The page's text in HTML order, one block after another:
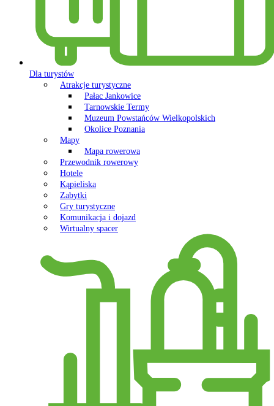
Dla turystów
Atrakcje turystyczne
Pałac Jankowice
Tarnowskie Termy
Muzeum Powstańców Wielkopolskich
Okolice Poznania
Mapy
Mapa rowerowa
Przewodnik rowerowy
Hotele
Kąpieliska
Zabytki
Gry turystyczne
Komunikacja i dojazd
Wirtualny spacer